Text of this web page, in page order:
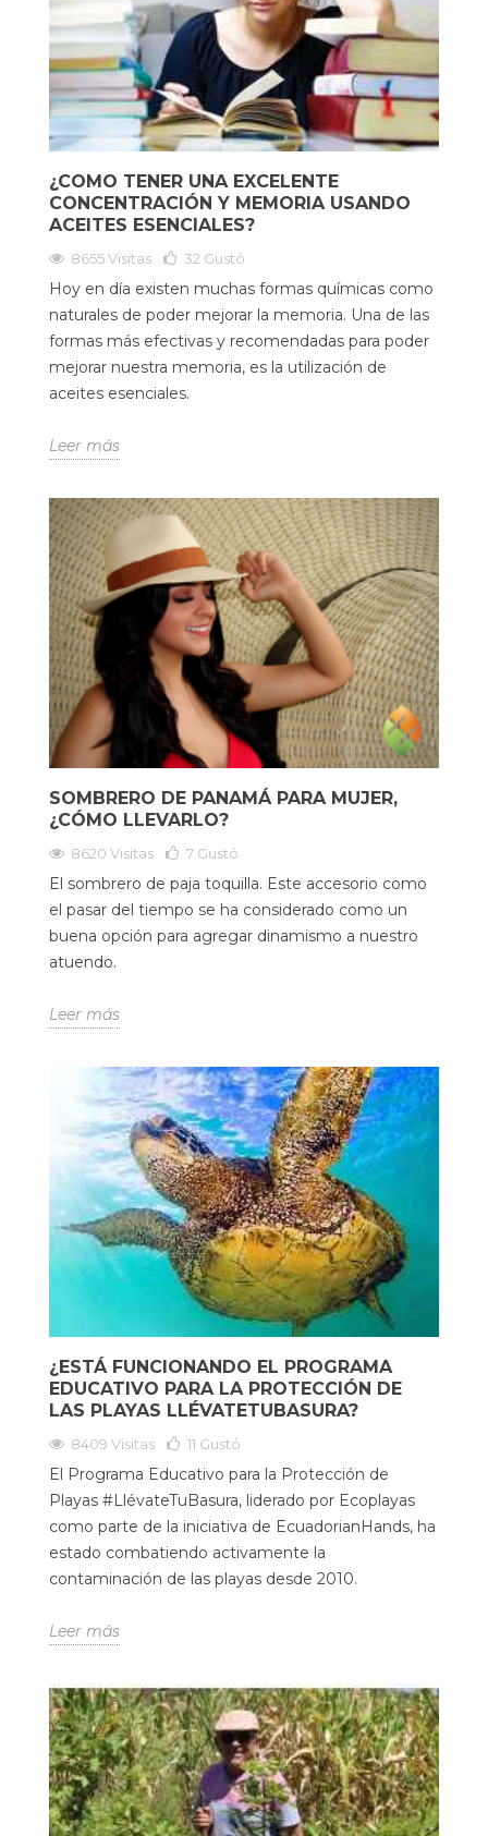
¿COMO TENER UNA EXCELENTE
CONCENTRACIÓN Y MEMORIA USANDO
ACEITES ESENCIALES?
8655 Visitas 32 Gustó
Hoy en día existen muchas formas químicas como
naturales de poder mejorar la memoria. Una de las
formas más efectivas y recomendadas para poder
mejorar nuestra memoria, es la utilización de
aceites esenciales.
Leer más
SOMBRERO DE PANAMÁ PARA MUJER,
¿CÓMO LLEVARLO?
8620 Visitas 7 Gustó
El sombrero de paja toquilla. Este accesorio como
el pasar del tiempo se ha considerado como un
buena opción para agregar dinamismo a nuestro
atuendo.
Leer más
¿ESTÁ FUNCIONANDO EL PROGRAMA
EDUCATIVO PARA LA PROTECCIÓN DE
LAS PLAYAS LLÉVATETUBASURA?
8409 Visitas 11 Gustó
El Programa Educativo para la Protección de
Playas #LlévateTuBasura, liderado por Ecoplayas
como parte de la iniciativa de EcuadorianHands, ha
estado combatiendo activamente la
contaminación de las playas desde 2010.
Leer más